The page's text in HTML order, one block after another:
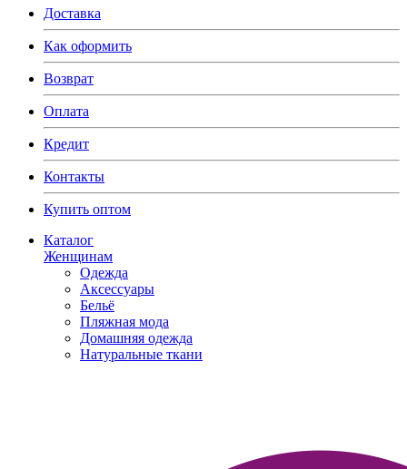
Доставка
Как оформить
Возврат
Оплата
Кредит
Контакты
Купить оптом
Каталог
Женщинам
Одежда
Аксессуары
Бельё
Пляжная мода
Домашняя одежда
Натуральные ткани